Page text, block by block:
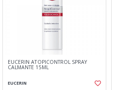
EUCERIN ATOPICONTROL SPRAY
CALMANTE 15ML
EUCERIN